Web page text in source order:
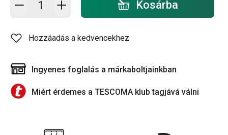
Kosárba
Hozzáadás a kedvencekhez
Ingyenes foglalás a márkaboltjainkban
Miért érdemes a TESCOMA klub tagjává válni